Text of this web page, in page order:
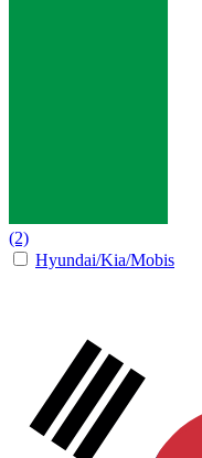
(2)
Hyundai/Kia/Mobis